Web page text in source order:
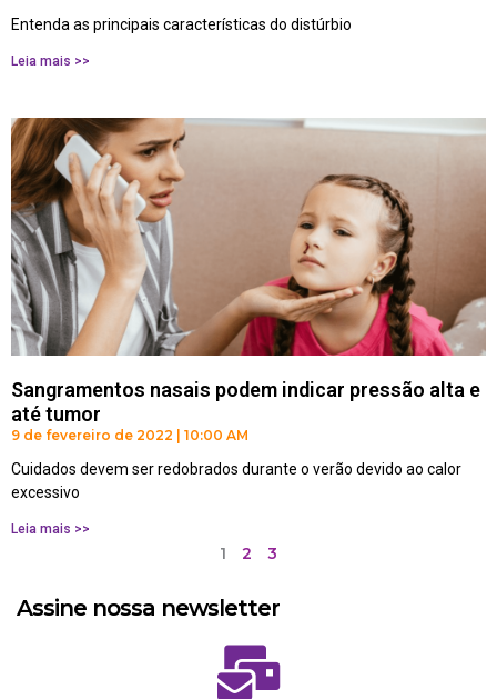
Entenda as principais características do distúrbio
Leia mais >>
Sangramentos nasais podem indicar pressão alta e
até tumor
9 de fevereiro de 2022 10:00 AM
Cuidados devem ser redobrados durante o verão devido ao calor
excessivo
Leia mais >>
1 2 3
Assine nossa newsletter